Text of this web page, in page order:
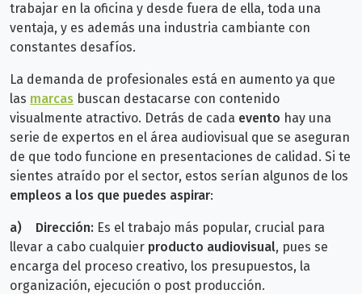
trabajar en la oficina y desde fuera de ella, toda una
ventaja, y es además una industria cambiante con
constantes desafíos.
La demanda de profesionales está en aumento ya que
las marcas buscan destacarse con contenido
visualmente atractivo. Detrás de cada evento hay una
serie de expertos en el área audiovisual que se aseguran
de que todo funcione en presentaciones de calidad. Si te
sientes atraído por el sector, estos serían algunos de los
empleos a los que puedes aspirar:
a) Dirección: Es el trabajo más popular, crucial para
llevar a cabo cualquier producto audiovisual, pues se
encarga del proceso creativo, los presupuestos, la
organización, ejecución o post producción.